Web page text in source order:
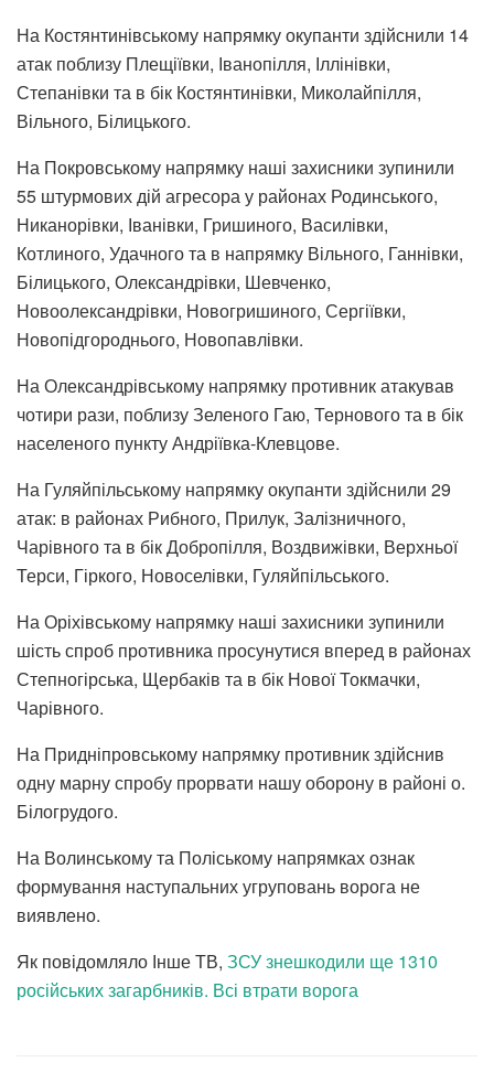
На Костянтинівському напрямку окупанти здійснили 14
атак поблизу Плещіївки, Іванопілля, Іллінівки,
Степанівки та в бік Костянтинівки, Миколайпілля,
Вільного, Білицького.
На Покровському напрямку наші захисники зупинили
55 штурмових дій агресора у районах Родинського,
Никанорівки, Іванівки, Гришиного, Василівки,
Котлиного, Удачного та в напрямку Вільного, Ганнівки,
Білицького, Олександрівки, Шевченко,
Новоолександрівки, Новогришиного, Сергіївки,
Новопідгороднього, Новопавлівки.
На Олександрівському напрямку противник атакував
чотири рази, поблизу Зеленого Гаю, Тернового та в бік
населеного пункту Андріївка-Клевцове.
На Гуляйпільському напрямку окупанти здійснили 29
атак: в районах Рибного, Прилук, Залізничного,
Чарівного та в бік Добропілля, Воздвижівки, Верхньої
Терси, Гіркого, Новоселівки, Гуляйпільського.
На Оріхівському напрямку наші захисники зупинили
шість спроб противника просунутися вперед в районах
Степногірська, Щербаків та в бік Нової Токмачки,
Чарівного.
На Придніпровському напрямку противник здійснив
одну марну спробу прорвати нашу оборону в районі о.
Білогрудого.
На Волинському та Поліському напрямках ознак
формування наступальних угруповань ворога не
виявлено.
Як повідомляло Інше ТВ, ЗСУ знешкодили ще 1310
російських загарбників. Всі втрати ворога